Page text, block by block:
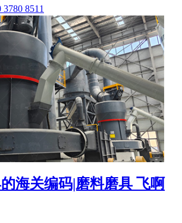
8511
海关编码|磨料磨具 飞啊